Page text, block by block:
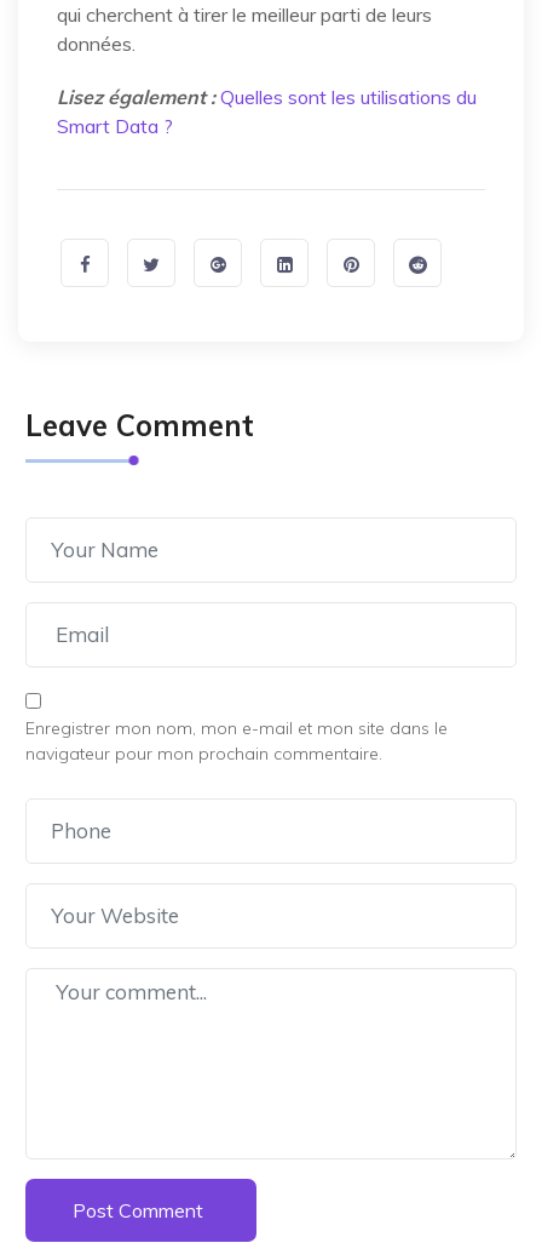
qui cherchent à tirer le meilleur parti de leurs
données.
Lisez également :Quelles sont les utilisations du
Smart Data ?
Leave Comment
Enregistrer mon nom, mon e-mail et mon site dans le
navigateur pour mon prochain commentaire.
Post Comment